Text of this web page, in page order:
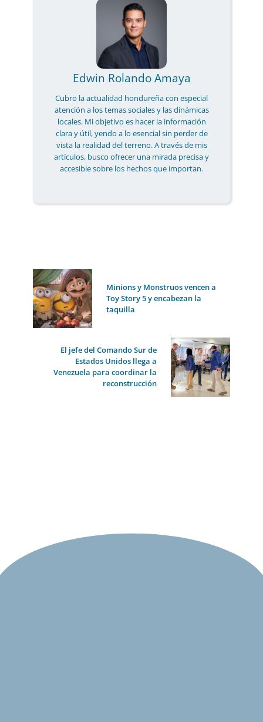
Edwin Rolando Amaya
Cubro la actualidad hondureña con especial
atención a los temas sociales y las dinámicas
locales. Mi objetivo es hacer la información
clara y útil, yendo a lo esencial sin perder de
vista la realidad del terreno. A través de mis
artículos, busco ofrecer una mirada precisa y
accesible sobre los hechos que importan.
Minions y Monstruos vencen a
Toy Story 5 y encabezan la
taquilla
El jefe del Comando Sur de
Estados Unidos llega a
Venezuela para coordinar la
reconstrucción